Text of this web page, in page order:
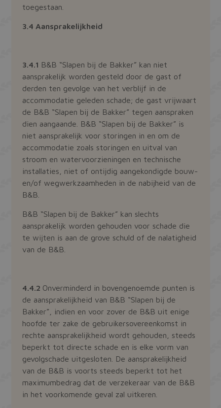
toegestaan.
3.4 Aansprakelijkheid
3.4.1 B&B “Slapen bij de Bakker” kan niet
aansprakelijk worden gesteld door de gast of
derden ten gevolge van het verblijf in de
accommodatie geleden schade; de gast vrijwaart
de B&B “Slapen bij de Bakker” tegen aanspraken
dien aangaande. B&B “Slapen bij de Bakker” is
niet aansprakelijk voor storingen in en om de
accommodatie zoals storingen en uitval van
stroom en watervoorzieningen en technische
installaties, niet of ontijdig aangekondigde bouw-
en/of wegwerkzaamheden in de nabijheid van de
B&B.
B&B “Slapen bij de Bakker” kan slechts
aansprakelijk worden gehouden voor schade die
te wijten is aan de grove schuld of de nalatigheid
van de B&B.
4.4.2 Onverminderd in bovengenoemde punten is
de aansprakelijkheid van B&B “Slapen bij de
Bakker”, indien en voor zover de B&B uit enige
hoofde ter zake de gebruikersovereenkomst in
rechte aansprakelijkheid wordt gehouden, steeds
beperkt tot directe schade en is elke vorm van
gevolgschade uitgesloten. De aansprakelijkheid
van de B&B is voorts steeds beperkt tot het
maximumbedrag dat de verzekeraar van de B&B
in het voorkomende geval zal uitkeren.